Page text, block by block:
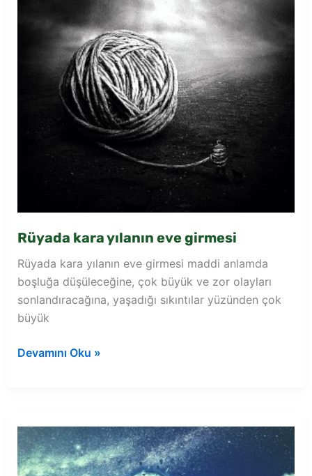
Rüyada kara yılanın eve girmesi
Rüyada kara yılanın eve girmesi maddi anlamda
boşluğa düşüleceğine, çok büyük ve zor olayları
sonlandıracağına, yaşadığı sıkıntılar yüzünden çok
büyük
Rüyada
girmesi
Devamını Oku »